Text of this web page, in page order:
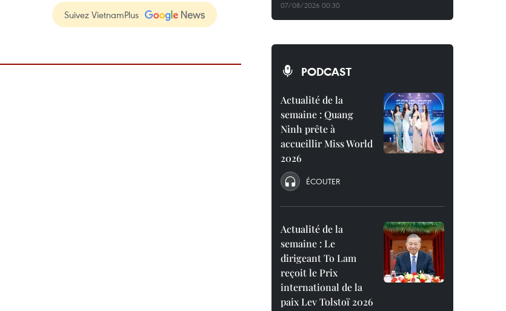
Suivez VietnamPlus
07/08/2026 00:30
PODCAST
Actualité de la
semaine : Quang
Ninh prête à
accueillir Miss World
2026
ÉCOUTER
Actualité de la
semaine : Le
dirigeant To Lam
reçoit le Prix
international de la
paix Lev Tolstoï 2026